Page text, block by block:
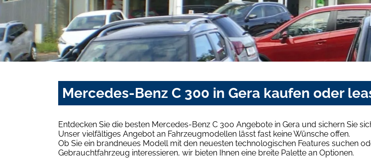
Mercedes-Benz C 300 in Gera kaufen oder
Entdecken Sie die besten Mercedes-Benz C 300 Angebote in Gera und sichern Sie
Unser vielfältiges Angebot an Fahrzeugmodellen lässt fast keine Wünsche offen.
Ob Sie ein brandneues Modell mit den neuesten technologischen Features suchen
Gebrauchtfahrzeug interessieren, wir bieten Ihnen eine breite Palette an Optionen.